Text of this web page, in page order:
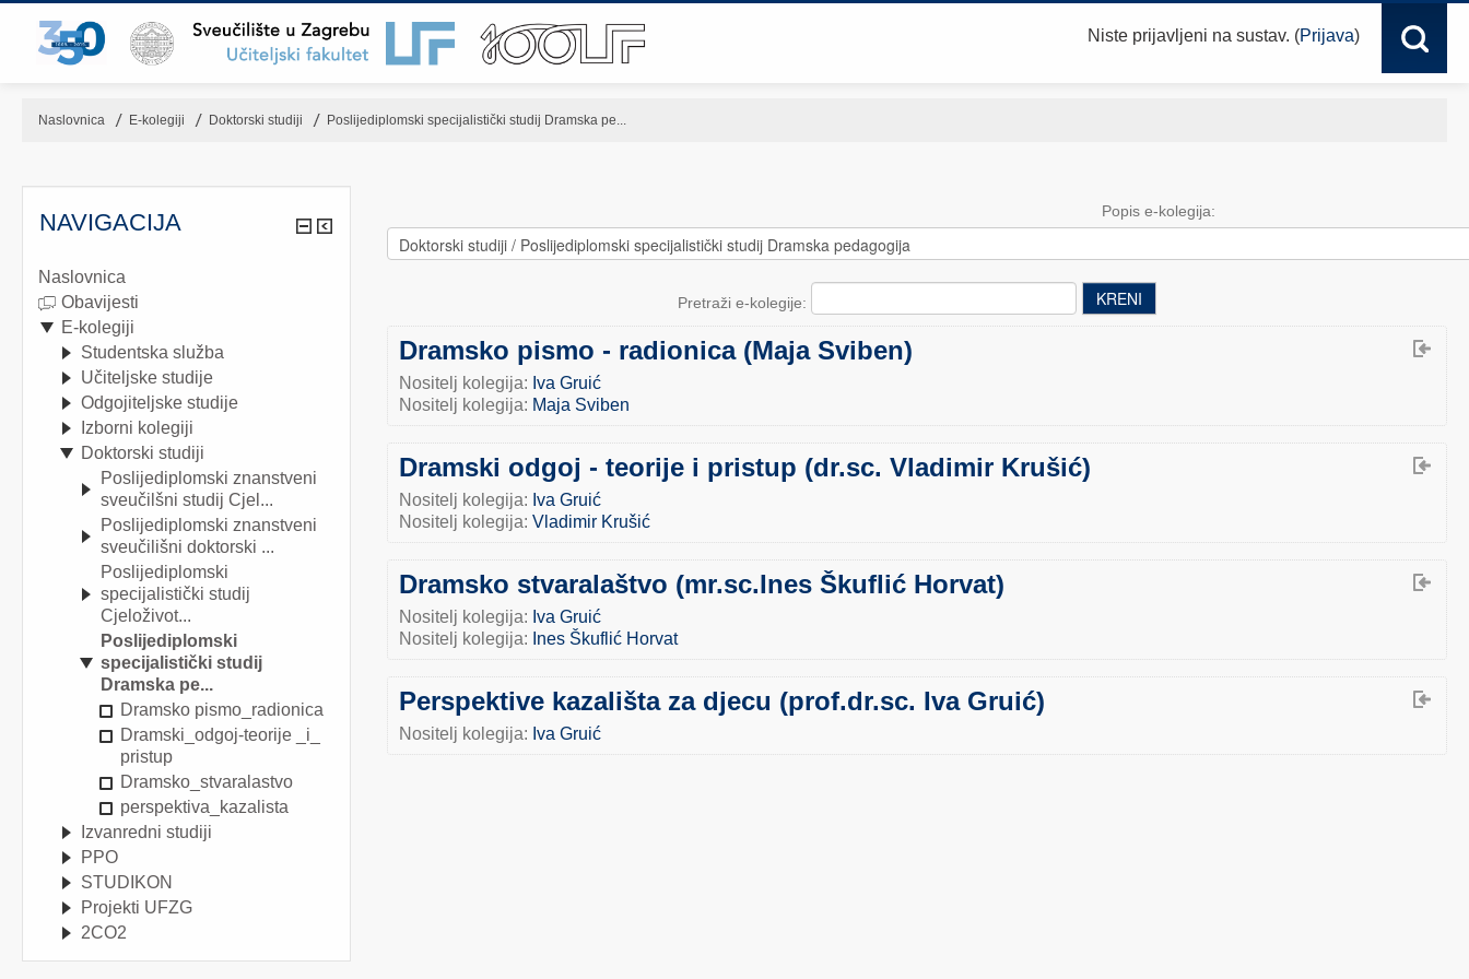
Niste prijavljeni na sustav. (Prijava)
Naslovnica ▶︎ E-kolegiji ▶︎ Doktorski studiji ▶︎ Poslijediplomski specijalistički studij Dramska pe...
Popis e-kolegija:
Pretraži e-kolegije:
Dramsko pismo - radionica (Maja Sviben)
Nositelj kolegija: Iva Gruić
Nositelj kolegija: Maja Sviben
Dramski odgoj - teorije i pristup (dr.sc. Vladimir Krušić)
Nositelj kolegija: Iva Gruić
Nositelj kolegija:Vladimir Krušić
Dramsko stvaralaštvo (mr.sc.Ines Škuflić Horvat)
Nositelj kolegija: Iva Gruić
Nositelj kolegija: Ines Škuflić Horvat
Perspektive kazališta za djecu (prof.dr.sc. Iva Gruić)
Nositelj kolegija: Iva Gruić
NAVIGACIJA
Naslovnica
Obavijesti
E-kolegiji
Studentska služba
Učiteljske studije
Odgojiteljske studije
Izborni kolegiji
Doktorski studiji
Poslijediplomski znanstveni
sveučilšni studij Cjel...
Poslijediplomski znanstveni
sveučilišni doktorski ...
Poslijediplomski
specijalistički studij
Cjeloživot...
Poslijediplomski
specijalistički studij
Dramska pe...
Dramsko pismo_radionica
Dramski_odgoj-teorije _i_
pristup
Dramsko_stvaralastvo
perspektiva_kazalista
Izvanredni studiji
PPO
STUDIKON
Projekti UFZG
2CO2